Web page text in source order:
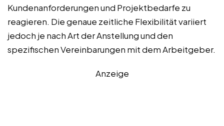
Kundenanforderungen und Projektbedarfe zu
reagieren. Die genaue zeitliche Flexibilität variiert
jedoch je nach Art der Anstellung und den
spezifischen Vereinbarungen mit dem Arbeitgeber.
Anzeige